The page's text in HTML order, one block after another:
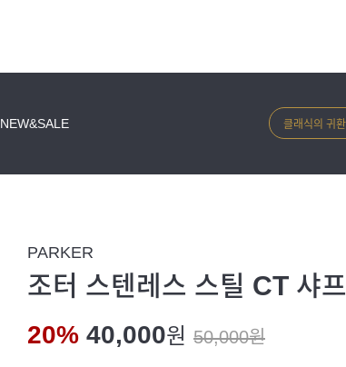
NEW&SALE
PARKER
조터 스텐레스 스틸 CT 샤프
20% 40,000원 50,000원